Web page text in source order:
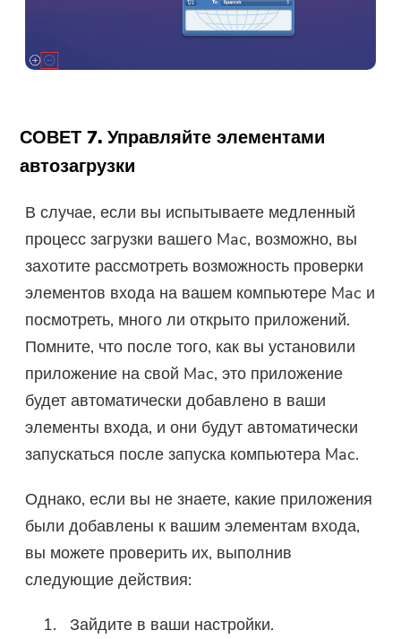
СОВЕТ 7. Управляйте элементами
автозагрузки
В случае, если вы испытываете медленный
процесс загрузки вашего Mac, возможно, вы
захотите рассмотреть возможность проверки
элементов входа на вашем компьютере Mac и
посмотреть, много ли открыто приложений.
Помните, что после того, как вы установили
приложение на свой Mac, это приложение
будет автоматически добавлено в ваши
элементы входа, и они будут автоматически
запускаться после запуска компьютера Mac.
Однако, если вы не знаете, какие приложения
были добавлены к вашим элементам входа,
вы можете проверить их, выполнив
следующие действия:
Зайдите в ваши настройки.